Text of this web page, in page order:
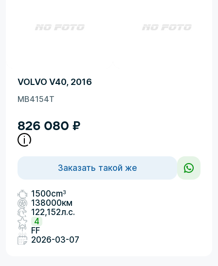
VOLVO V40, 2016
MB4154T
826 080 ₽
Заказать такой же
1500cm3
138000км
122,152л.с.
4
FF
2026-03-07